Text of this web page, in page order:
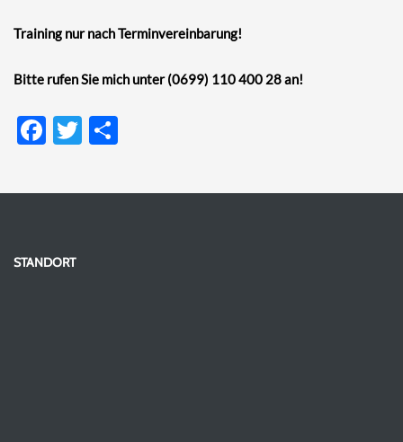
Training nur nach Terminvereinbarung!
Bitte rufen Sie mich unter (0699) 110 400 28 an!
Facebook
Twitter
STANDORT